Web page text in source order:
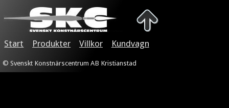
Start Produkter Villkor Kundvagn
© Svenskt Konstnärscentrum AB Kristianstad